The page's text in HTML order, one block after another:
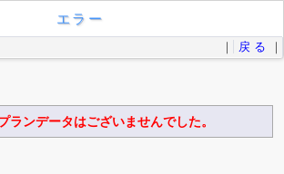
エラー
｜ 戻 る ｜
ランデータはございませんでした。